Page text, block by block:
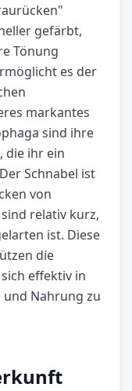
gefärbt,
Tönung
es der
markantes
sind ihre
die ihr ein
Schnabel ist
von
relativ kurz,
ist. Diese
die
effektiv in
Nahrung zu